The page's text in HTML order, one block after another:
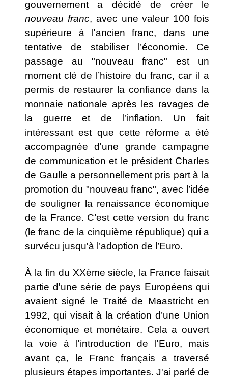
gouvernement a décidé de créer le
nouveau franc, avec une valeur 100 fois
supérieure à l'ancien franc, dans une
tentative de stabiliser l’économie. Ce
passage au "nouveau franc" est un
moment clé de l’histoire du franc, car il a
permis de restaurer la confiance dans la
monnaie nationale après les ravages de
la guerre et de l’inflation. Un fait
intéressant est que cette réforme a été
accompagnée d'une grande campagne
de communication et le président Charles
de Gaulle a personnellement pris part à la
promotion du "nouveau franc", avec l’idée
de souligner la renaissance économique
de la France. C’est cette version du franc
(le franc de la cinquième république) qui a
survécu jusqu'à l’adoption de l’Euro.
À la fin du XXème siècle, la France faisait
partie d'une série de pays Européens qui
avaient signé le Traité de Maastricht en
1992, qui visait à la création d’une Union
économique et monétaire. Cela a ouvert
la voie à l'introduction de l'Euro, mais
avant ça, le Franc français a traversé
plusieurs étapes importantes. J'ai parlé de